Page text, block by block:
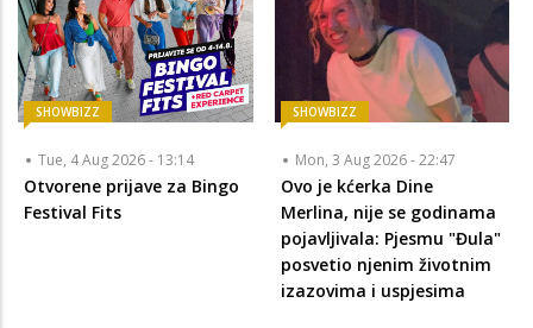
SHOWBIZZ
Tue, 4 Aug 2026 - 13:14
Otvorene prijave za Bingo
Festival Fits
SHOWBIZZ
Mon, 3 Aug 2026 - 22:47
Ovo je kćerka Dine
Merlina, nije se godinama
pojavljivala: Pjesmu "Đula"
posvetio njenim životnim
izazovima i uspjesima